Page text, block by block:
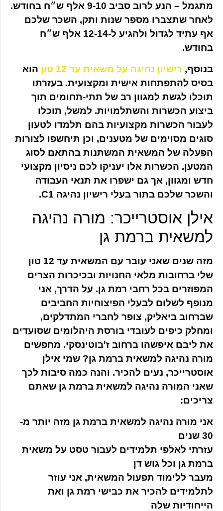
מתגמל – הנע לרוב סביב 9-10 אלף ש״ח בחודש.
לאחר שתצברו מספר שנות ותק, השכר שלכם
אף עתיד לגדול ולהגיע ל-12-14 אלף ש״ח
בחודש.
בנוסף, רישיון נהיגה על משאית עד 12 טון
הוא
בסיס להתפתחות אישית ומקצועית. בעזרתו
תוכלו לגשת למגוון רב של תתי-תחומים תוך
ביצוע הכשרות והשתלמויות. למשל, תוכלו
לעבור הכשרות מקצועיות בהם תלמדו לטעון
סוגים מסוימים של מטענים, וכן תיחשפו לצורות
הפעלה של המשאית המשתנות בהתאם לסוג
המטען. הכשרות אלו יעניקו לכם ניסיון מקצועי
חדש ומגוון, אך גם ישפרו את תנאי העבודה
והשכר שלכם בתור בעלי רישיון נהיגה C1.
אילן אוסטרייכר: מורה נהיגה
למשאית ברמת גן
מזה שנים שאני עובר עם המשאית עד 12 טון
שלי ברחובות מלאי החנויות ובכיכרות הצרים
המפוזרים בכל רחבי רמת גן. על הדרך, אני
מנופף לשלום לבעלי הפיצוחיות החביבים
שברחוב ביאליק, צופר לחברי המתדלקים,
ומחלק כיפים לעובדי בורסת היהלומים שסועדים
את ליבם איפשהו ברחוב ז'בוטינסקי. מחפשים
מורה נהיגה למשאית ברמת גן? שמי אילן
אוסטרייכר, נעים להכיר. והנה כמה סיבות לכך
שאני המורה נהיגה למשאית ברמת גן שאתם
צריכים:
אני מורה נהיגה למשאית ברמת גן מזה יותר מ-
30 שנים
עזרתי לאלפי תלמידים לעבור טסט על משאית
ברמת גן וכל גוש דן
מעבר ללימוד תפעול המשאית, אני עוזר
לתלמידים להכיר את כבישי רמת גן ואת
הייחודיות שלה